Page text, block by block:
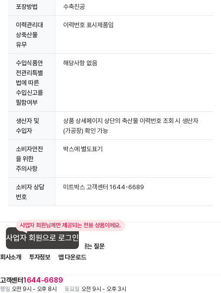
포장방법 수축진공
이력관리대
상축산물
유무
이력번호 표시제품임
수입식품안
전관리특별
법에 따른
수입신고를
필함여부
해당사항 없음
생산자 및
수입자
상품 상세페이지 상단의 축산물 이력번호 조회 시 생산자
(가공장) 확인 가능
소비자안전
을 위한
주의사항
박스에 별도표기
소비자 상담
번호
미트박스 고객센터 1644-6689
사업자 회원님께만 제공되는 전용 상품이에요.
사업자 회원으로 로그인
고객센터1644-6689
평일 오전 9시 - 오후 8시 토요일 오전 9시 - 오후 3시
입점 제휴 문의
자주 묻는 질문
회사소개
투자정보 앱 다운로드